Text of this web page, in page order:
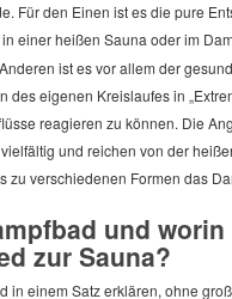
Für den Einen ist es die pure
einer heißen Sauna oder im
ist es vor allem der
des eigenen Kreislaufes in
reagieren zu können. Die
und reichen von der
zu verschiedenen Formen das
und
zur Sauna?
in einem Satz erklären, ohne